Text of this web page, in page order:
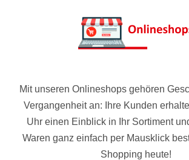
Mit unseren Onlineshops gehören
Vergangenheit an: Ihre Kunden
Uhr einen Einblick in Ihr Sortiment
Waren ganz einfach per Mausklick
Shopping heute!